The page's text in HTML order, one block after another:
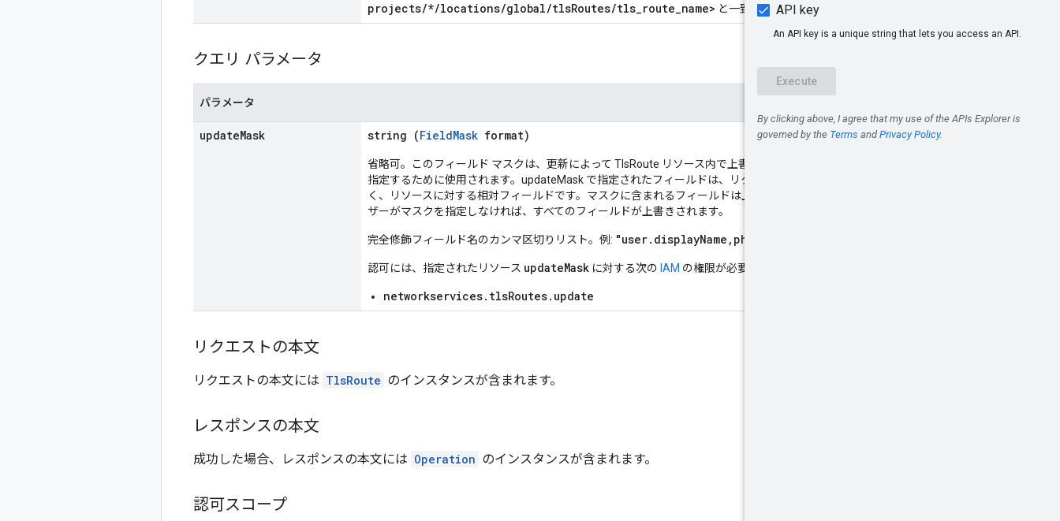
projects/*/locations/global/tlsRoutes/tls_route_name> と一致します。
クエリ パラメータ
パラメータ
updateMask string (FieldMask format)
省略可。このフィールド マスクは、更新によって TlsRoute リソース内で上書きされるフィールドを
指定するために使用されます。updateMask で指定されたフィールドは、リクエスト全体ではな
く、リソースに対する相対フィールドです。マスクに含まれるフィールドは上書きされます。ユー
ザーがマスクを指定しなければ、すべてのフィールドが上書きされます。
完全修飾フィールド名のカンマ区切りリスト。例: "user.displayName,photo"
認可には、指定されたリソース updateMask に対する次の IAM の権限が必要です。
networkservices.tlsRoutes.update
リクエストの本文
リクエストの本文には TlsRoute のインスタンスが含まれます。
レスポンスの本文
成功した場合、レスポンスの本文には Operation のインスタンスが含まれます。
認可スコープ